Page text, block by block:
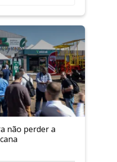
não perder a